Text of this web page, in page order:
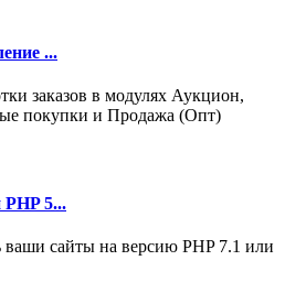
...
заказов в модулях Аукцион,
покупки и Продажа (Опт)
5...
сайты на версию PHP 7.1 или